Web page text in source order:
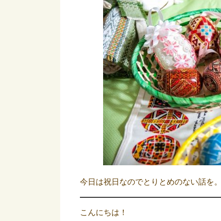
今日は祝日なのでとりとめのない話を
こんにちは！